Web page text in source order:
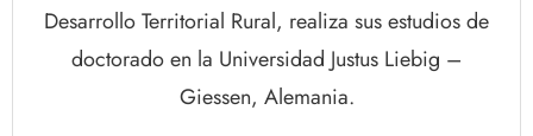
Desarrollo Territorial Rural, realiza sus estudios de
doctorado en la Universidad Justus Liebig –
Giessen, Alemania.